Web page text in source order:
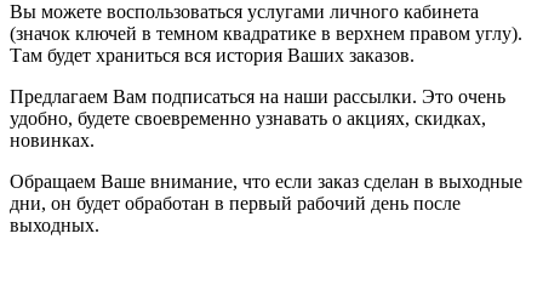
Вы можете воспользоваться услугами личного кабинета
(значок ключей в темном квадратике в верхнем правом углу).
Там будет храниться вся история Ваших заказов.
Предлагаем Вам подписаться на наши рассылки. Это очень
удобно, будете своевременно узнавать о акциях, скидках,
новинках.
Обращаем Ваше внимание, что если заказ сделан в выходные
дни, он будет обработан в первый рабочий день после
выходных.